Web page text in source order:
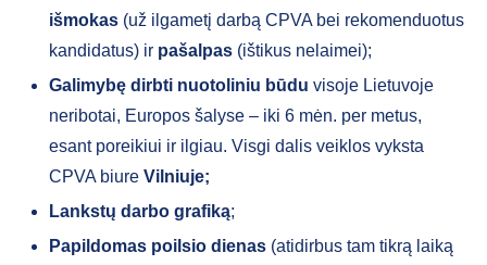
išmokas (už ilgametį darbą CPVA bei rekomenduotus
kandidatus) ir pašalpas (ištikus nelaimei);
Galimybę dirbti nuotoliniu būdu visoje Lietuvoje
neribotai, Europos šalyse – iki 6 mėn. per metus,
esant poreikiui ir ilgiau. Visgi dalis veiklos vyksta
CPVA biure Vilniuje;
Lankstų darbo grafiką;
Papildomas poilsio dienas (atidirbus tam tikrą laiką